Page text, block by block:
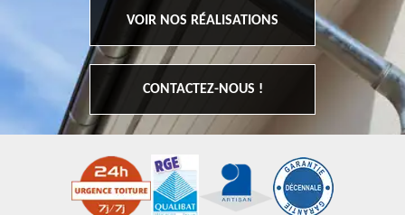
VOIR NOS RÉALISATIONS
CONTACTEZ-NOUS !